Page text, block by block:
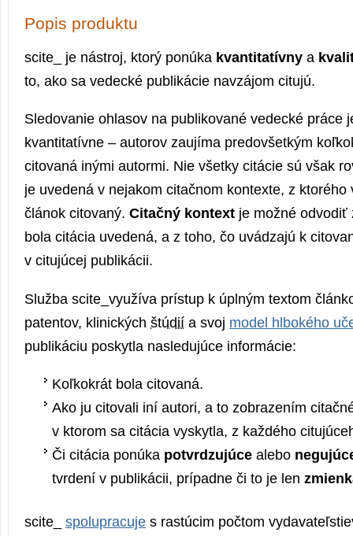
Popis produktu
scite_ je nástroj, ktorý ponúka kvantitatívny a
to, ako sa vedecké publikácie navzájom citujú.
Sledovanie ohlasov na publikované vedecké práce
kvantitatívne – autorov zaujíma predovšetkým
citovaná inými autormi. Nie všetky citácie sú však
je uvedená v nejakom citačnom kontexte, z ktorého
článok citovaný. Citačný kontext je možné
bola citácia uvedená, a z toho, čo uvádzajú k
v citujúcej publikácii.
Služba scite_využíva prístup k úplným textom
patentov, klinických štúdií a svoj model hlbokého
publikáciu poskytla nasledujúce informácie:
Koľkokrát bola citovaná.
Ako ju citovali iní autori, a to zobrazením
v ktorom sa citácia vyskytla, z každého
Či citácia ponúka potvrdzujúcealebo
tvrdení v publikácii, prípadne či to je len
scite_ spolupracuje s rastúcim počtom